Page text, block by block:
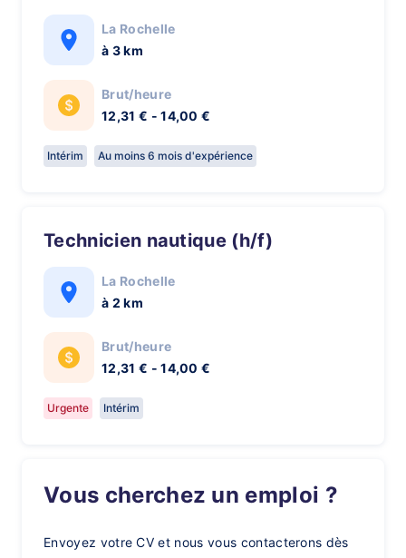
La Rochelle
à 3 km
Brut/heure
12,31 € - 14,00 €
Intérim Au moins 6 mois d'expérience
Technicien nautique (h/f)
La Rochelle
à 2 km
Brut/heure
12,31 € - 14,00 €
Urgente Intérim
Vous cherchez un emploi ?
Envoyez votre CV et nous vous contacterons dès